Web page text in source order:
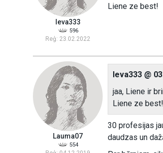
Ieva333
596
Reģ: 23.02.2022
Liene ze best!
Lauma07
554
Ieva333 @
jaa, Liene ir
Liene ze best!
30 profesijas
daudzas un